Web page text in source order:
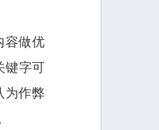
容做优
键字可
为作弊